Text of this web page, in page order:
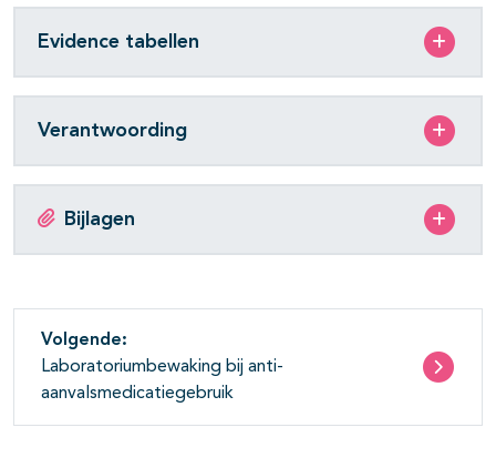
Evidence tabellen
Verantwoording
Bijlagen
Volgende:
Laboratoriumbewaking bij anti-
aanvalsmedicatiegebruik